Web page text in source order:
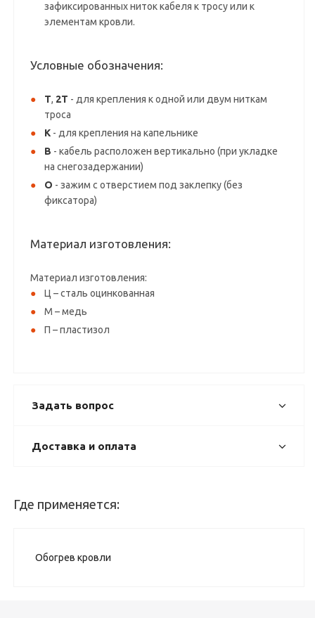
зафиксированных ниток кабеля к тросу или к
элементам кровли.
Условные обозначения:
Т, 2Т - для крепления к одной или двум ниткам
троса
К - для крепления на капельнике
В - кабель расположен вертикально (при укладке
на снегозадержании)
О - зажим с отверстием под заклепку (без
фиксатора)
Материал изготовления:
Материал изготовления:
Ц – сталь оцинкованная
М – медь
П – пластизол
Задать вопрос
Доставка и оплата
Где применяется:
Обогрев кровли